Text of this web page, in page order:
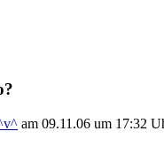
am 09.11.06 um 17:32